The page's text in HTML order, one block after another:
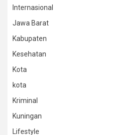
Internasional
Jawa Barat
Kabupaten
Kesehatan
Kota
kota
Kriminal
Kuningan
Lifestyle